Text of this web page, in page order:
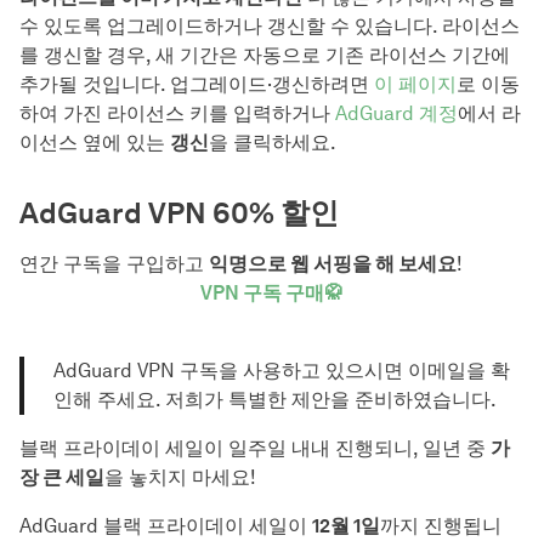
수 있도록 업그레이드하거나 갱신할 수 있습니다. 라이선스
를 갱신할 경우, 새 기간은 자동으로 기존 라이선스 기간에
추가될 것입니다. 업그레이드·갱신하려면 이 페이지로 이동
하여 가진 라이선스 키를 입력하거나 AdGuard 계정에서 라
이선스 옆에 있는 갱신을 클릭하세요.
AdGuard VPN 60% 할인
연간 구독을 구입하고 익명으로 웹 서핑을 해 보세요!
VPN 구독 구매🥋
AdGuard VPN 구독을 사용하고 있으시면 이메일을 확
인해 주세요. 저희가 특별한 제안을 준비하였습니다.
블랙 프라이데이 세일이 일주일 내내 진행되니, 일년 중 가
장 큰 세일을 놓치지 마세요!
AdGuard 블랙 프라이데이 세일이 12월 1일까지 진행됩니